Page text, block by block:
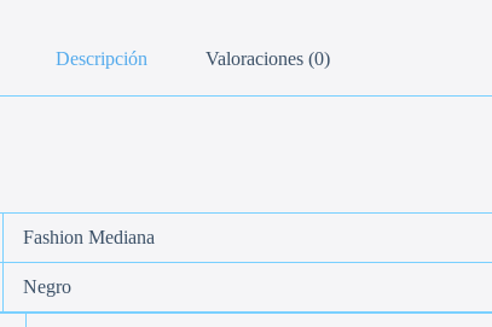
Descripción Valoraciones (0)
Fashion Mediana
Negro